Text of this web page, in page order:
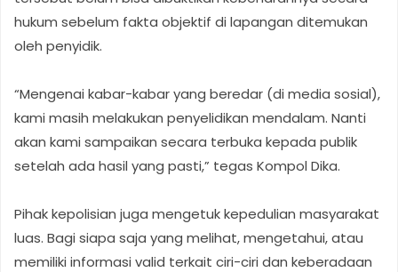
hukum sebelum fakta objektif di lapangan ditemukan
oleh penyidik.
“Mengenai kabar-kabar yang beredar (di media sosial),
kami masih melakukan penyelidikan mendalam. Nanti
akan kami sampaikan secara terbuka kepada publik
setelah ada hasil yang pasti,” tegas Kompol Dika.
Pihak kepolisian juga mengetuk kepedulian masyarakat
luas. Bagi siapa saja yang melihat, mengetahui, atau
memiliki informasi valid terkait ciri-ciri dan keberadaan